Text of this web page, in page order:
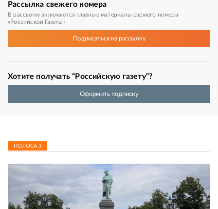
Рассылка свежего номера
В рассылку включаются главные материалы свежего номера
«Российской Газеты»
Подписатьсяна рассылку
Хотите получать “Российскую газету”?
Оформить подписку
ПОЛОСА3